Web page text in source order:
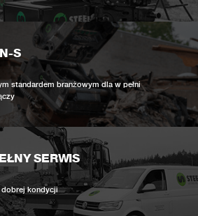
S
standardem branżowym dla w pełni
SERWIS
dobrej kondycji